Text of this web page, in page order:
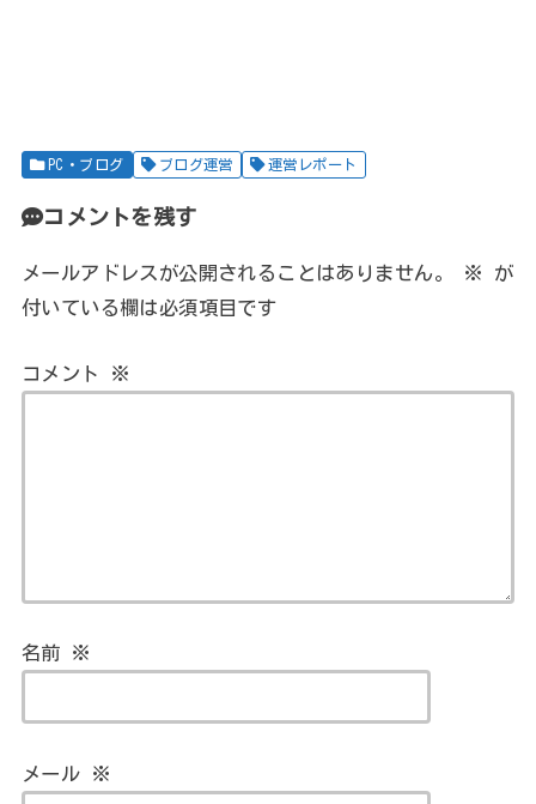
PC・ブログ ブログ運営 運営レポート
コメントを残す
メールアドレスが公開されることはありません。 ※
が
付いている欄は必須項目です
コメント ※
名前 ※
メール ※